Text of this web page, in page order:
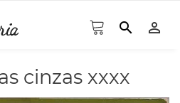
search person_outline
cinzas xxxx